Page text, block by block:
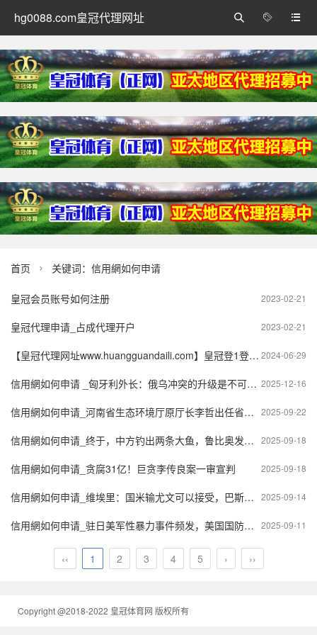
hg0088.com皇冠代理网址 


首页  关键词：信用網如何申请
2023-02-21
皇冠会员账号如何注册
2023-02-21
皇冠代理申请_占成代理开户
2024-06-29
【皇冠代理网址www.huangguandaili.com】皇冠登1登2登3 代理「皇冠正网www.hg0088.com」代理注册
2025-12-16
信用網如何申请 _匈牙利外长：俄乌冲突的升级是不可接受的
2025-09-22
信用網如何申请_河南省生态环境厅原厅长李哲出任省政府副秘书长（正厅级）
2025-09-18
信用網如何申请_终于，中方钓出两条大鱼，鲁比奥发声力挺菲律宾
2025-09-18
信用網如何申请_贪腐31亿！巨贪李传良案一审宣判
2025-09-14
信用網如何申请_维埃里：国米输尤文可以接受，巴斯托尼的失误导致了阿季奇的进球
2025-09-11
信用網如何申请_驻日美军性暴力事件频发，美国国防部启动调查
‹‹ 1 2 3 4 5 › ››
Copyright @2018-2022 皇冠体育网 版权所有